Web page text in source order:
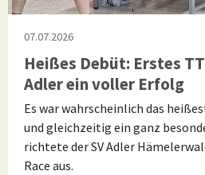
07.07.2026
Heißes Debüt: Erstes
Adler ein voller Erfolg
Es war wahrscheinlich das
und gleichzeitig ein ganz
richtete der SV Adler
Race aus.